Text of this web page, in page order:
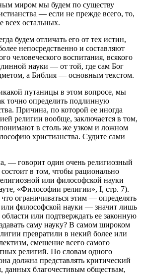
миром мы будем по существу
— если не прежде всего, то,
всех остальных.
будем отличать его от тех истин,
непосредственно и составляют
человеческого воспитания, всякого
науки — от той, где сам Бог
а Библия — основным текстом.
путаницы в этом вопросе, мы
точно определить подлинную
Причина, по которой ее иногда
религии вообще, заключается в том,
в столь же узком и ложном
христианства. Судите сами
— говорит один очень религиозный
в том, чтобы рационально
или философской науки
«Философии религии», I, стр. 7).
ограничиваться этим — определять
философской науки — значит лишь
области или подтверждать ее законную
саму науку? В самом широком
превратили в некий более или
смешение всего самого
религий. По словам одного
должна представлять критический
данных благочестивым обществам,